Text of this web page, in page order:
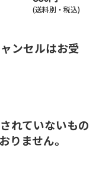
(送料別・税込)
ンセルはお受
れていないもの
りません。